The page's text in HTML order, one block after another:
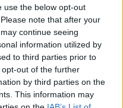
use the below opt-out
note that after your
continue seeing
information utilized by
to third parties prior to
out of the further
by third parties on the
This information may
,
των
και τον
πεποίθηση, ο ήλιος
φοβάστε. Όχι μόνο